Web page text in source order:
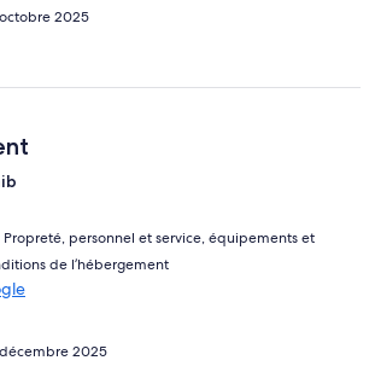
2025
Propreté, personnel et service, équipements et
de l’hébergement
2025